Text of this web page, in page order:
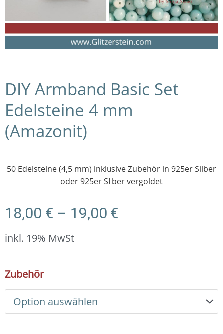
DIY Armband Basic Set
Edelsteine 4 mm
(Amazonit)
50 Edelsteine (4,5 mm) inklusive Zubehör in 925er Silber
oder 925er SIlber vergoldet
18,00 € – 19,00 €
inkl. 19% MwSt
Zubehör
DIY
Armband
Basic
Set
Edelsteine